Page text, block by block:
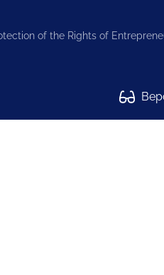
of the Rights of